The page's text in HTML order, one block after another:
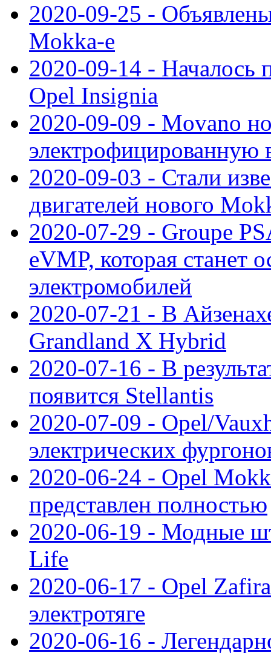
2020-09-25 -
Mokka-e
2020-09-14 - Началось
Opel Insignia
2020-09-09 - Movano
электрофицированную
2020-09-03 - Стали
двигателей нового
2020-07-29 - Groupe
eVMP, которая станет
электромобилей
2020-07-21 - В
Grandland X Hybrid
2020-07-16 - В
появится Stellantis
2020-07-09 - Opel/
электрических
2020-06-24 - Opel
представлен полностью
2020-06-19 - Модные
Life
2020-06-17 - Opel
электротяге
2020-06-16 -